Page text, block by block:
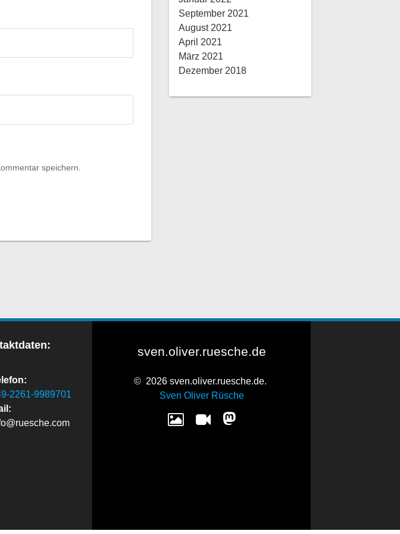
speichern.
September 2021
August 2021
April 2021
März 2021
Dezember 2018
2261-9989701
sven.oliver.ruesche.de
© 2026 sven.oliver.ruesche.de.
Sven Oliver Rüsche